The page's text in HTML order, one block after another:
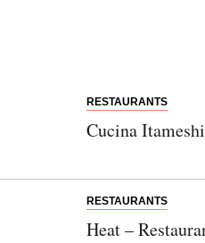
RESTAURANTS
Cucina
RESTAURANTS
Heat –